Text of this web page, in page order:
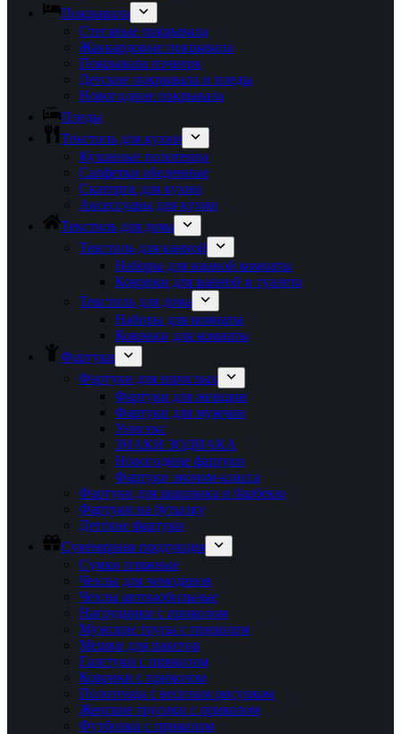
Покрывала
Стеганые покрывала
Жаккардовые покрывала
Покрывала пэчворк
Детские покрывала и пледы
Новогодние покрывала
Пледы
Текстиль для кухни
Кухонные полотенца
Салфетки обеденные
Скатерти для кухни
Аксессуары для кухни
Текстиль для дома
Текстиль для ванной
Наборы для ванной комнаты
Коврики для ванной и туалета
Текстиль для дома
Наборы для комнаты
Коврики для комнаты
Фартуки
Фартуки для взрослых
Фартуки для женщин
Фартуки для мужчин
Унисекс
ЗНАКИ ЗОДИАКА
Новогодние фартуки
Фартуки эконом-класса
Фартуки для шашлыка и барбекю
Фартуки на бутылку
Детские фартуки
Сувенирная продукция
Сумки пляжные
Чехлы для чемоданов
Чехлы автомобильные
Нагрудники с приколом
Мужские трусы с приколом
Мешки для пакетов
Галстуки с приколом
Коврики с приколом
Полотенца с веселым рисунком
Женские трусики с приколом
Футболки с приколом